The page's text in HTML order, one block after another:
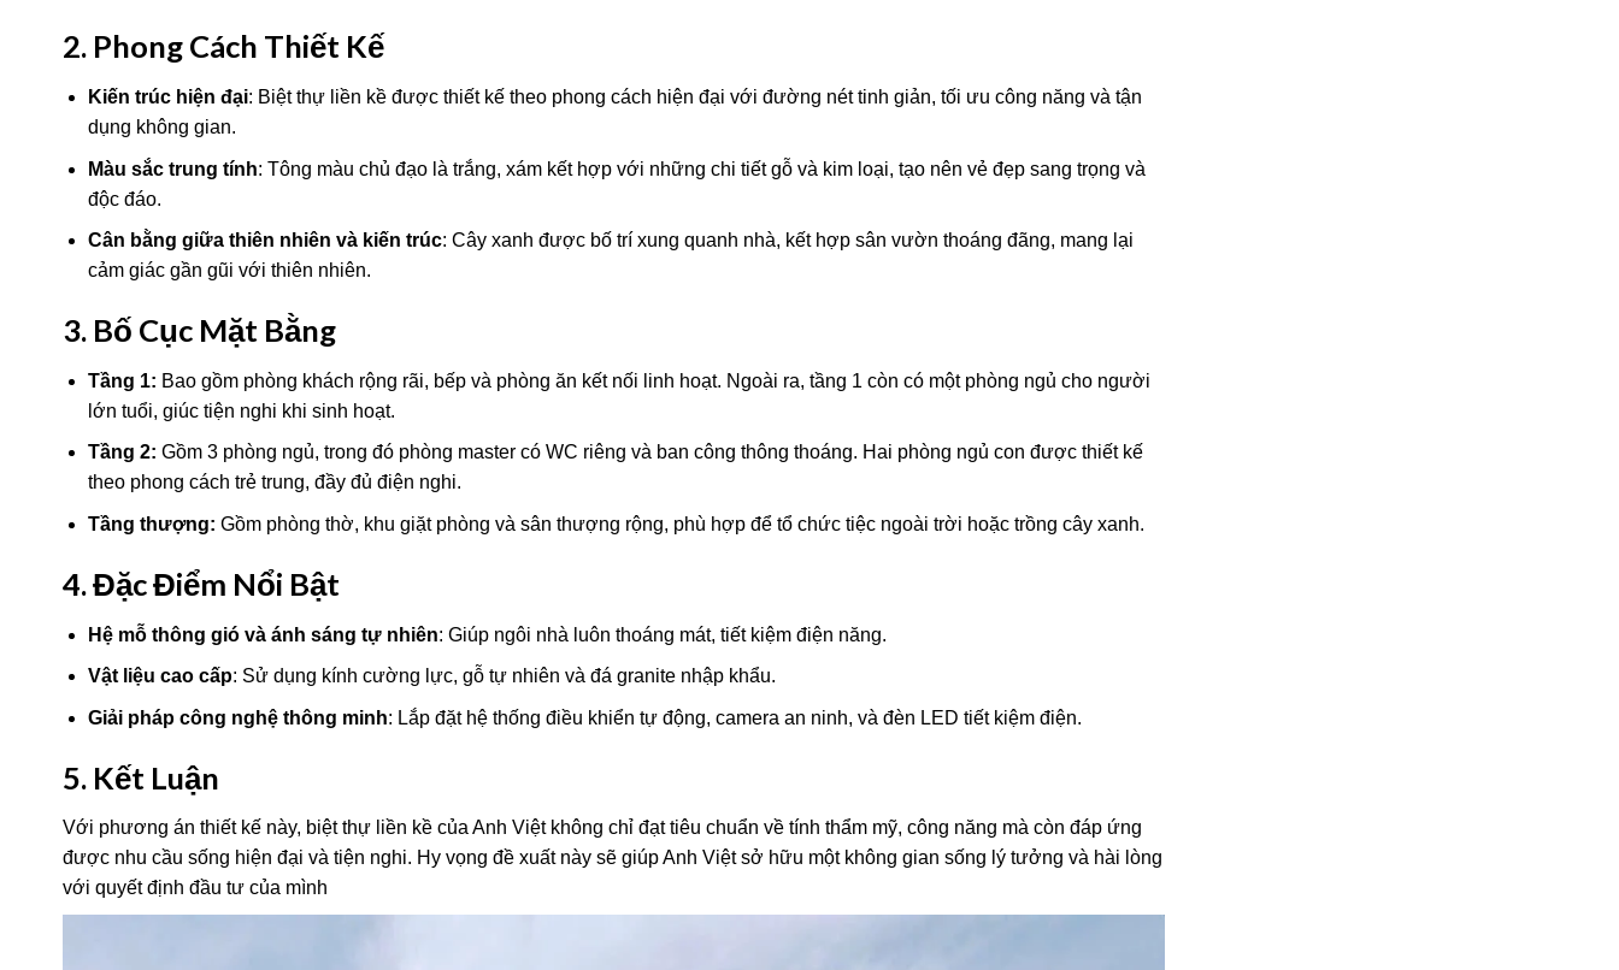
2. Phong Cách Thiết Kế
Kiến trúc hiện đại: Biệt thự liền kề được thiết kế theo phong cách hiện đại với đường nét tinh giản, tối ưu công năng và tận
dụng không gian.
Màu sắc trung tính: Tông màu chủ đạo là trắng, xám kết hợp với những chi tiết gỗ và kim loại, tạo nên vẻ đẹp sang trọng và
độc đáo.
Cân bằng giữa thiên nhiên và kiến trúc: Cây xanh được bố trí xung quanh nhà, kết hợp sân vườn thoáng đãng, mang lại
cảm giác gần gũi với thiên nhiên.
3. Bố Cục Mặt Bằng
Tầng 1: Bao gồm phòng khách rộng rãi, bếp và phòng ăn kết nối linh hoạt. Ngoài ra, tầng 1 còn có một phòng ngủ cho người
lớn tuổi, giúc tiện nghi khi sinh hoạt.
Tầng 2: Gồm 3 phòng ngủ, trong đó phòng master có WC riêng và ban công thông thoáng. Hai phòng ngủ con được thiết kế
theo phong cách trẻ trung, đầy đủ điện nghi.
Tầng thượng: Gồm phòng thờ, khu giặt phòng và sân thượng rộng, phù hợp để tổ chức tiệc ngoài trời hoặc trồng cây xanh.
4. Đặc Điểm Nổi Bật
Hệ mỗ thông gió và ánh sáng tự nhiên: Giúp ngôi nhà luôn thoáng mát, tiết kiệm điện năng.
Vật liệu cao cấp: Sử dụng kính cường lực, gỗ tự nhiên và đá granite nhập khẩu.
Giải pháp công nghệ thông minh: Lắp đặt hệ thống điều khiển tự động, camera an ninh, và đèn LED tiết kiệm điện.
5. Kết Luận
Với phương án thiết kế này, biệt thự liền kề của Anh Việt không chỉ đạt tiêu chuẩn về tính thẩm mỹ, công năng mà còn đáp ứng
được nhu cầu sống hiện đại và tiện nghi. Hy vọng đề xuất này sẽ giúp Anh Việt sở hữu một không gian sống lý tưởng và hài lòng
với quyết định đầu tư của mình